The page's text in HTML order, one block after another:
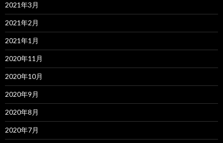
2021年3月
2021年2月
2021年1月
2020年11月
2020年10月
2020年9月
2020年8月
2020年7月